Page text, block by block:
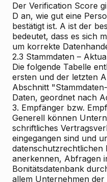
Der Verification Score
D an, wie gut eine
bestätigt ist. A ist der
bedeutet, dass es sich
um korrekte
2.3 Stammdaten –
Die folgende Tabelle
ersten und der letzten
Abschnitt
Daten, geordnet nach
3. Empfänger bzw.
Generell können
schriftliches
eingegangen sind und
datenschutzrechtlichen
anerkennen, Abfragen
Bonitätsdatenbank
allem Unternehmen